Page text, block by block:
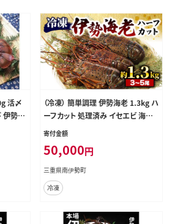
活〆
伊勢え
特産
送 国
（冷凍） 簡単調理 伊勢海老 1.3kg ハ
ーフカット 処理済み イセエビ 海老
えび 伊勢 エビ 伊勢エビ 海宝水産
BQ 鉄板焼 海鮮 ギフト 国産 三重県
南伊勢町
寄付金額
50,000円
三重県南伊勢町
冷凍